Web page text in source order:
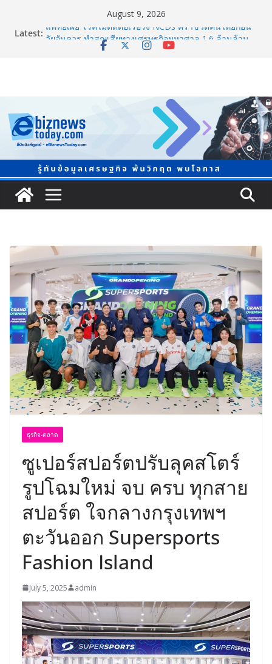
August 9, 2026
Latest: แพทย์เผย โรคไม่ติดต่อเรื้อรัง NCDs คร่าชีวิตคนไทยก่อน
วัยอันควร ทำสูญเสียทางเศรษฐกิจมหาศาล 1.6 ล้านล้าน
“Ceramics Vietnam & Stone Vietnam 2026”
อลิอันซ์ อยุธยา ส่งเสริมคนไทยเตรียมพร้อมรับมือวิกฤต
เปิดพื้นที่ “Level Up the Care by Allianz Ayudhya
นิทรรศการยกระดับ…ความเป็นห่วง” ในงาน Hug
HeartYai
ยิ่งใหญ่ Thailand e-Commerce Expo 2026 ผนึกกว่า 50
พันธมิตร ปั้นผู้ประกอบการไทยสู่ตลาดโลก คาดเงินสะพัด
กว่า 300 ล้านบาท
LORDNINE จัดศึกคนดังสายเกม ไทย ปะทะ ฟิลิปปินส์ ใน
“Rise of the Tenth Lord” เปิดสงครามกิลด์ข้ามประเทศ
ธุรกิจ-ตลาด
ซูเปอร์สปอร์ตปรับลุคสโตร์
รูปโฉมใหม่ จบ ครบ ทุกสาย
สปอร์ต ใจกลางกรุงเทพฯ
ตะวันออก Supersports
Fashion Island
July 5, 2025 admin